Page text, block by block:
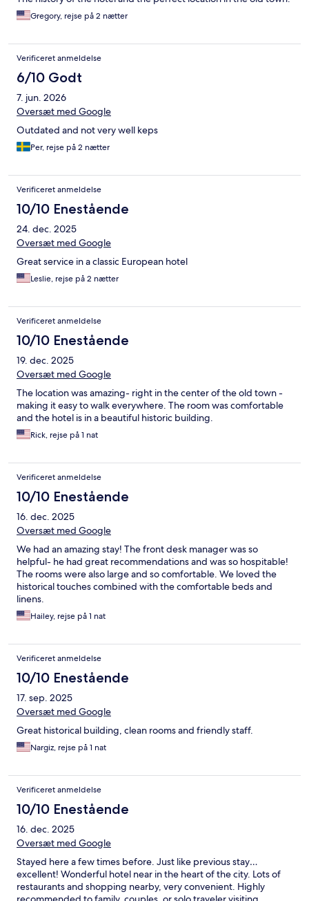
Gregory, rejse på 2 nætter
Verificeret anmeldelse
6/10 Godt
7. jun. 2026
Oversæt med Google
Outdated and not very well keps
Per, rejse på 2 nætter
Verificeret anmeldelse
10/10 Enestående
24. dec. 2025
Oversæt med Google
Great service in a classic European hotel
Leslie, rejse på 2 nætter
Verificeret anmeldelse
10/10 Enestående
19. dec. 2025
Oversæt med Google
The location was amazing- right in the center of the old town -
making it easy to walk everywhere. The room was comfortable
and the hotel is in a beautiful historic building.
Rick, rejse på 1 nat
Verificeret anmeldelse
10/10 Enestående
16. dec. 2025
Oversæt med Google
We had an amazing stay! The front desk manager was so
helpful- he had great recommendations and was so hospitable!
The rooms were also large and so comfortable. We loved the
historical touches combined with the comfortable beds and
linens.
Hailey, rejse på 1 nat
Verificeret anmeldelse
10/10 Enestående
17. sep. 2025
Oversæt med Google
Great historical building, clean rooms and friendly staff.
Nargiz, rejse på 1 nat
Verificeret anmeldelse
10/10 Enestående
16. dec. 2025
Oversæt med Google
Stayed here a few times before. Just like previous stay…
excellent! Wonderful hotel near in the heart of the city. Lots of
restaurants and shopping nearby, very convenient. Highly